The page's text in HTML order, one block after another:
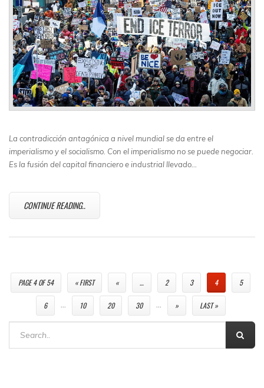
La contradicción antagónica a nivel mundial se da entre el
imperialismo y el socialismo. Con el imperialismo no se puede negociar.
Es la fusión del capital financiero e industrial llevado…
CONTINUE READING..
PAGE 4 OF 54 « FIRST « … 2 3 4 5
6 … 10 20 30 … » LAST »